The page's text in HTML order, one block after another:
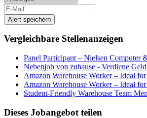
Alert speichern
Vergleichbare Stellenanzeigen
Panel Participant – Nielsen Computer
Nebenjob von zuhause - Verdiene
Amazon Warehouse Worker – Ideal for
Amazon Warehouse Worker – Ideal for
Student-Friendly Warehouse Team
Dieses Jobangebot teilen